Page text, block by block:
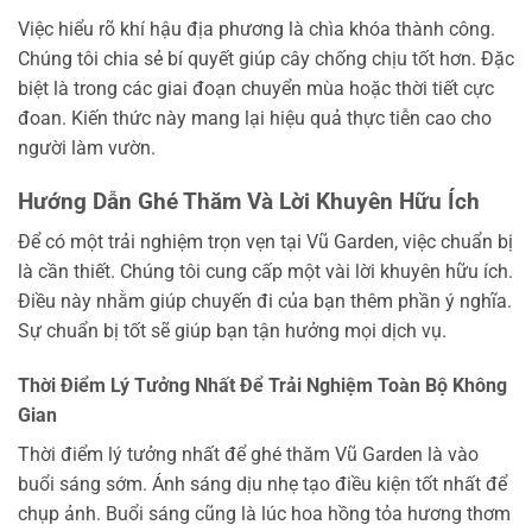
Việc hiểu rõ khí hậu địa phương là chìa khóa thành công.
Chúng tôi chia sẻ bí quyết giúp cây chống chịu tốt hơn. Đặc
biệt là trong các giai đoạn chuyển mùa hoặc thời tiết cực
đoan. Kiến thức này mang lại hiệu quả thực tiễn cao cho
người làm vườn.
Hướng Dẫn Ghé Thăm Và Lời Khuyên Hữu Ích
Để có một trải nghiệm trọn vẹn tại Vũ Garden, việc chuẩn bị
là cần thiết. Chúng tôi cung cấp một vài lời khuyên hữu ích.
Điều này nhằm giúp chuyến đi của bạn thêm phần ý nghĩa.
Sự chuẩn bị tốt sẽ giúp bạn tận hưởng mọi dịch vụ.
Thời Điểm Lý Tưởng Nhất Để Trải Nghiệm Toàn Bộ Không
Gian
Thời điểm lý tưởng nhất để ghé thăm Vũ Garden là vào
buổi sáng sớm. Ánh sáng dịu nhẹ tạo điều kiện tốt nhất để
chụp ảnh. Buổi sáng cũng là lúc hoa hồng tỏa hương thơm